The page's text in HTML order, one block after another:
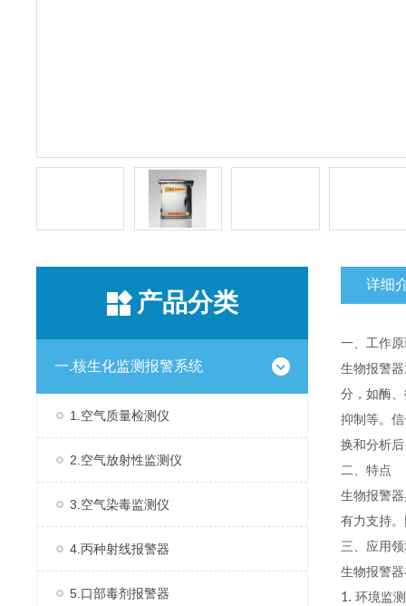
产品分类
一.核生化监测报警系统
1.空气质量检测仪
2.空气放射性监测仪
3.空气染毒监测仪
4.丙种射线报警器
5.口部毒剂报警器
详细
一、工作
生物报警
分，如酶
抑制等。
换和分析
二、特点
生物报警
有力支持
三、应用
生物报警
1. 环境监